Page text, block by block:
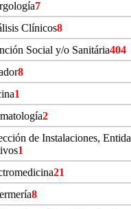
7
Clínicos8
Social y/o Sanitária404
8
1
2
de Instalaciones,
1
21
8